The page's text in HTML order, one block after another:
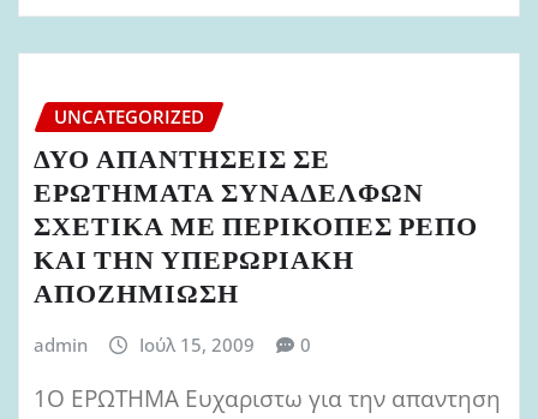
UNCATEGORIZED
ΔΥΟ ΑΠΑΝΤΗΣΕΙΣ ΣΕ
ΕΡΩΤΗΜΑΤΑ ΣΥΝΑΔΕΛΦΩΝ
ΣΧΕΤΙΚΑ ΜΕ ΠΕΡΙΚΟΠΕΣ ΡΕΠΟ
ΚΑΙ ΤΗΝ ΥΠΕΡΩΡΙΑΚΗ
ΑΠΟΖΗΜΙΩΣΗ
admin Ιούλ 15, 2009 0
1Ο ΕΡΩΤΗΜΑ Ευχαριστω για την απαντηση